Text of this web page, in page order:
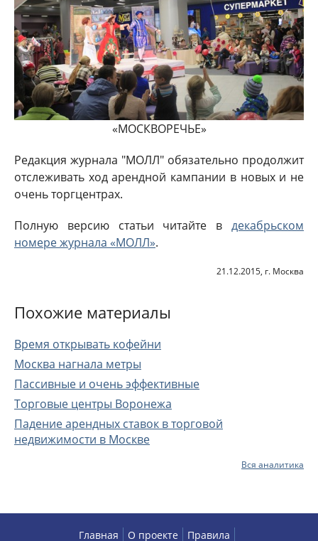
«МОСКВОРЕЧЬЕ»
Редакция журнала "МОЛЛ" обязательно продолжит
отслеживать ход арендной кампании в новых и не
очень торгцентрах.
Полную версию статьи читайте в декабрьском
номере журнала «МОЛЛ».
21.12.2015, г. Москва
Похожие материалы
Время открывать кофейни
Москва нагнала метры
Пассивные и очень эффективные
Торговые центры Воронежа
Падение арендных ставок в торговой
недвижимости в Москве
Вся аналитика
Главная О проекте Правила